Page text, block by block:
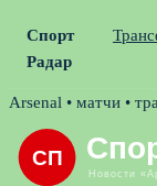
Спорт
Радар
Skip
content
Arsenal • матчи •